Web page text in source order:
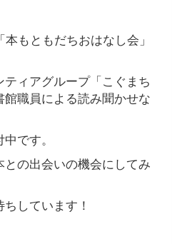
もともだちおはなし会」
ィアグループ「こぐまち
職員による読み聞かせな
です。
の出会いの機会にしてみ
しています！